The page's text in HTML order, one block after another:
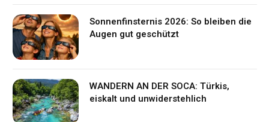
Sonnenfinsternis 2026: So bleiben die
Augen gut geschützt
WANDERN AN DER SOCA: Türkis,
eiskalt und unwiderstehlich